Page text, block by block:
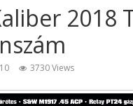
2018
3730 Views